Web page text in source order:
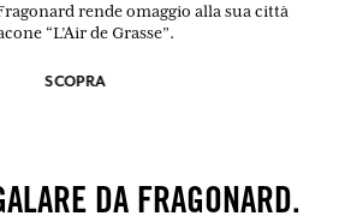
rende omaggio alla sua città
“L’Air de Grasse”.
SCOPRA
DA FRAGONARD.